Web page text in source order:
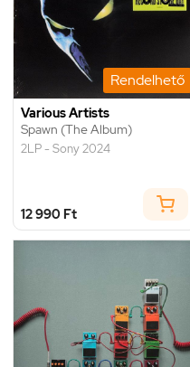
Rendelhető
Various Artists
Spawn (The Album)
2LP - Sony 2024
12 990 Ft